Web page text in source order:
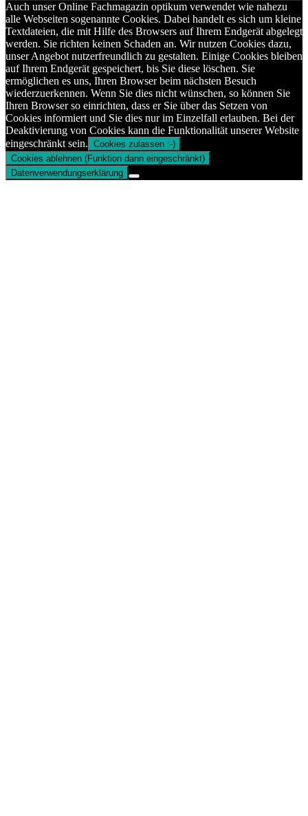
Auch unser Online Fachmagazin optikum verwendet wie nahezu
alle Webseiten sogenannte Cookies. Dabei handelt es sich um kleine
Textdateien, die mit Hilfe des Browsers auf Ihrem Endgerät abgelegt
werden. Sie richten keinen Schaden an. Wir nutzen Cookies dazu,
unser Angebot nutzerfreundlich zu gestalten. Einige Cookies bleiben
auf Ihrem Endgerät gespeichert, bis Sie diese löschen. Sie
ermöglichen es uns, Ihren Browser beim nächsten Besuch
wiederzuerkennen. Wenn Sie dies nicht wünschen, so können Sie
Ihren Browser so einrichten, dass er Sie über das Setzen von
Cookies informiert und Sie dies nur im Einzelfall erlauben. Bei der
Deaktivierung von Cookies kann die Funktionalität unserer Website
eingeschränkt sein. Cookies zulassen :-)
Cookies ablehnen (Funktion dann eingeschränkt)
Datenverwendungserklärung